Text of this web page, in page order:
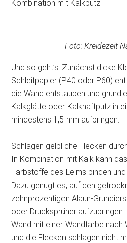
Kombination mit Kalkputz.
Foto: Kreidezeit
Und so geht’s: Zunächst dicke
Schleifpapier (P40 oder P60)
die Wand entstauben und
Kalkglätte oder Kalkhaftputz in
mindestens 1,5 mm aufbringen.
Schlagen gelbliche Flecken
In Kombination mit Kalk kann
Farbstoffe des Leims binden
Dazu genügt es, auf den
zehnprozentigen Alaun-
oder Drucksprüher
Wand mit einer Wandfarbe nach
und die Flecken schlagen nicht